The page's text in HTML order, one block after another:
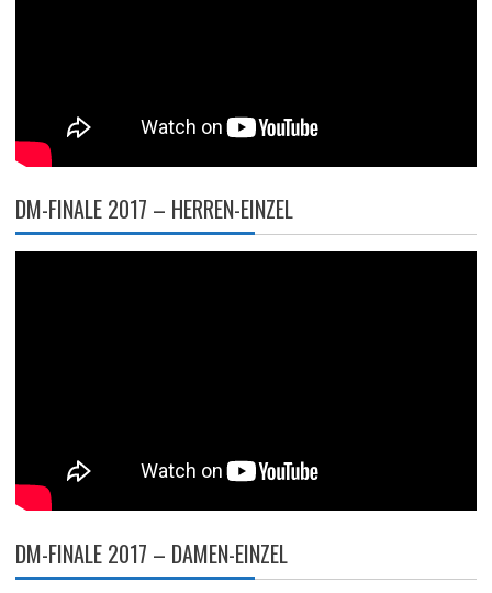
DM-FINALE 2017 – HERREN-EINZEL
DM-FINALE 2017 – DAMEN-EINZEL